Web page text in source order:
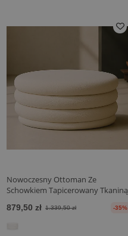
Nowoczesny Ottoman Ze
Schowkiem Tapicerowany Tkaniną
Kawowy - Dass
879,50 zł 1.339,50 zł -35%